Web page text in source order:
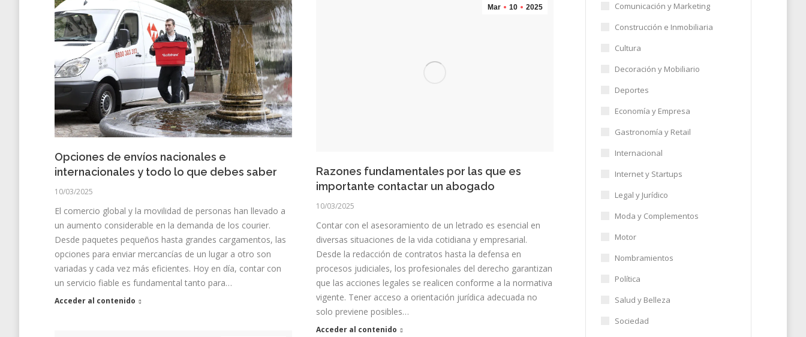
Opciones de envíos nacionales e
internacionales y todo lo que debes saber
10/03/2025
El comercio global y la movilidad de personas han llevado a
un aumento considerable en la demanda de los courier.
Desde paquetes pequeños hasta grandes cargamentos, las
opciones para enviar mercancías de un lugar a otro son
variadas y cada vez más eficientes. Hoy en día, contar con
un servicio fiable es fundamental tanto para…
Acceder al contenido
Mar 10 2025
Razones fundamentales por las que es
importante contactar un abogado
10/03/2025
Contar con el asesoramiento de un letrado es esencial en
diversas situaciones de la vida cotidiana y empresarial.
Desde la redacción de contratos hasta la defensa en
procesos judiciales, los profesionales del derecho garantizan
que las acciones legales se realicen conforme a la normativa
vigente. Tener acceso a orientación jurídica adecuada no
solo previene posibles…
Acceder al contenido
Comunicación y Marketing
Construcción e Inmobiliaria
Cultura
Decoración y Mobiliario
Deportes
Economía y Empresa
Gastronomía y Retail
Internacional
Internet y Startups
Legal y Jurídico
Moda y Complementos
Motor
Nombramientos
Política
Salud y Belleza
Sociedad